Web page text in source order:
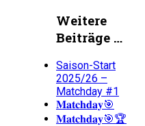
Weitere
Beiträge …
Saison-Start
2025/26 –
Matchday #1
𝐌𝐚𝐭𝐜𝐡𝐝𝐚𝐲🎯
𝐌𝐚𝐭𝐜𝐡𝐝𝐚𝐲🎯🏆